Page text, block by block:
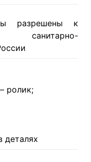
разрешены к
санитарно-
ролик;
деталях